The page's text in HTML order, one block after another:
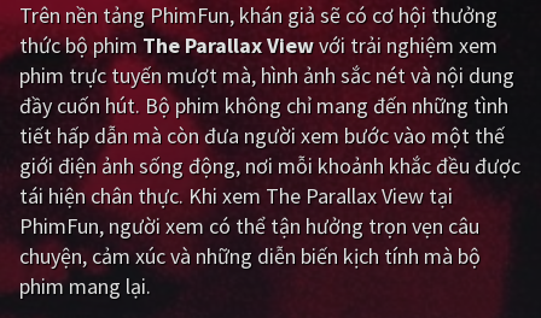
Giật gân Gia đình
Lịch sử
Viễn Tây Tiểu sử
GameShow DramaTV
QUỐC GIA
Trên nền tảngPhimFun, khán giả sẽ có cơ hội thưởng
thức bộ phim The Parallax Viewvới trải nghiệm xem
phim trực tuyến mượt mà, hình ảnh sắc nét và nội dung
đầy cuốn hút. Bộ phim không chỉ mang đến những tình
tiết hấp dẫn mà còn đưa người xem bước vào một thế
giới điện ảnh sống động, nơi mỗi khoảnh khắc đều được
tái hiện chân thực. Khi xem The Parallax View tại
PhimFun, người xem có thể tận hưởng trọn vẹn câu
chuyện, cảm xúc và những diễn biến kịch tính mà bộ
phim mang lại.